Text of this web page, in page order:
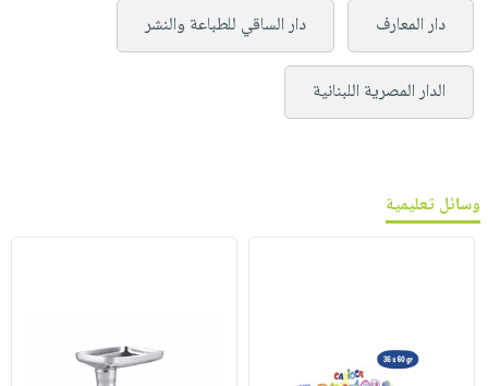
دار المعارف دار الساقي للطباعة والنشر
الدار المصرية اللبنانية
وسائل تعليمية